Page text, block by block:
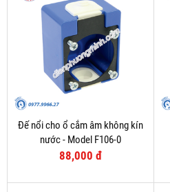
Đế nổi cho ổ cắm âm không kín
nước - Model F106-0
88,000 đ